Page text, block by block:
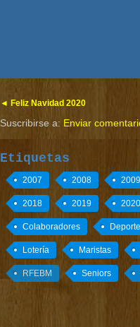
Feliz Navidad 2020
Suscribirse a: Enviar
Etiquetas
2007 2008 2009
2018 2019 2020
Colaboradores
Lotería Maristas
RFEBM Seniors